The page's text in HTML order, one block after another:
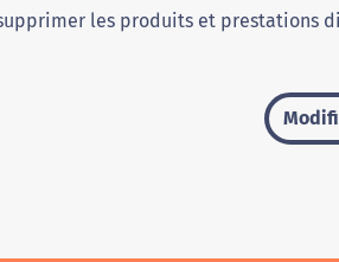
les produits et prestations